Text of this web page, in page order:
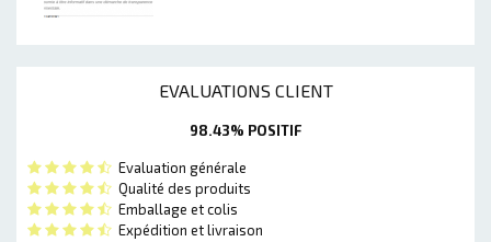
EVALUATIONS CLIENT
98.43% POSITIF
Evaluation générale
Qualité des produits
Emballage et colis
Expédition et livraison